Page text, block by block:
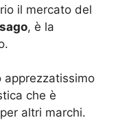
il mercato del
, è la
che è
altri marchi.